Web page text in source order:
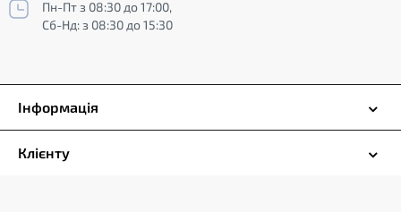
Пн-Пт з 08:30 до 17:00,
Сб-Нд: з 08:30 до 15:30
Інформація
Клієнту